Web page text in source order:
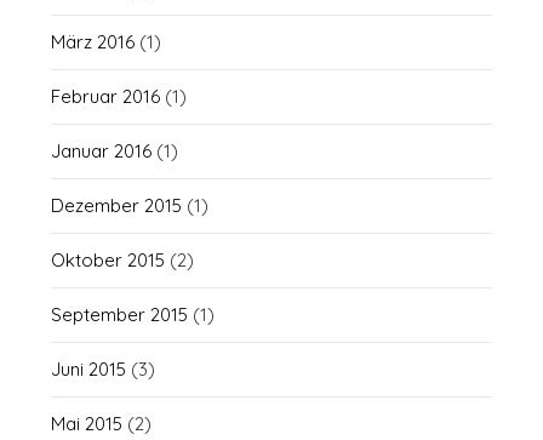
März 2016 (1)
Februar 2016 (1)
Januar 2016 (1)
Dezember 2015 (1)
Oktober 2015 (2)
September 2015 (1)
Juni 2015 (3)
Mai 2015 (2)